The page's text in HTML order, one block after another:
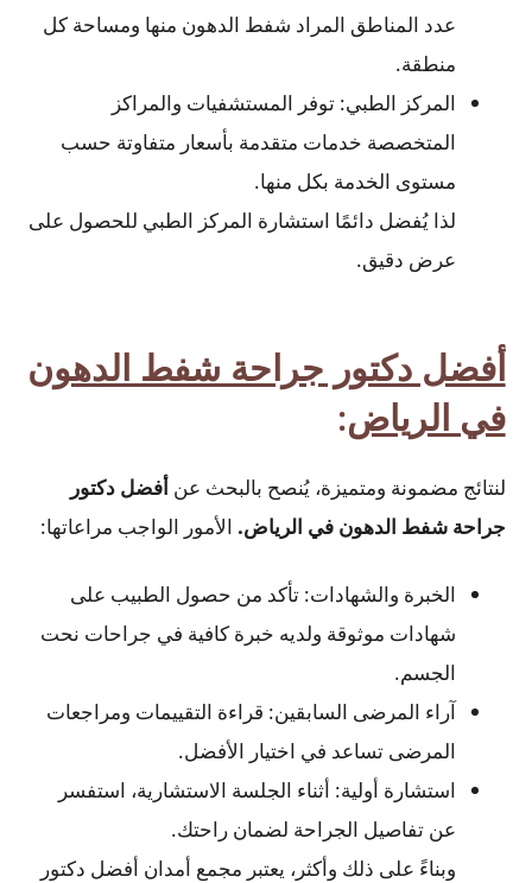
عدد المناطق المراد شفط الدهون منها ومساحة كل
منطقة.
المركز الطبي: توفر المستشفيات والمراكز
المتخصصة خدمات متقدمة بأسعار متفاوتة حسب
مستوى الخدمة بكل منها.
لذا يُفضل دائمًا استشارة المركز الطبي للحصول على
عرض دقيق.
أفضل دكتور جراحة شفط الدهون
في الرياض:
لنتائج مضمونة ومتميزة، يُنصح بالبحث عنأفضل دكتور
جراحة شفط الدهون في الرياض. الأمور الواجب مراعاتها:
الخبرة والشهادات: تأكد من حصول الطبيب على
شهادات موثوقة ولديه خبرة كافية في جراحات نحت
الجسم.
آراء المرضى السابقين: قراءة التقييمات ومراجعات
المرضى تساعد في اختيار الأفضل.
استشارة أولية: أثناء الجلسة الاستشارية، استفسر
عن تفاصيل الجراحة لضمان راحتك.
وبناءً على ذلك وأكثر، يعتبر مجمع أمدان أفضل دكتور